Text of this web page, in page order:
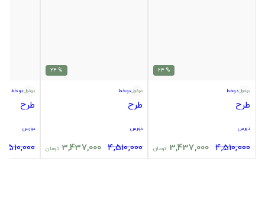
% 24
دوخط
طرح
دورس
4,510,000
3,437,000 تومان
% 24
دوخط
طرح
دورس
4,510,000
3,437,000 تومان
دوخط
طرح
دورس
4,510,000